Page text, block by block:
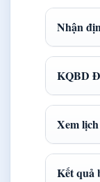
Nhận
KQBD
Xem
Kết quả